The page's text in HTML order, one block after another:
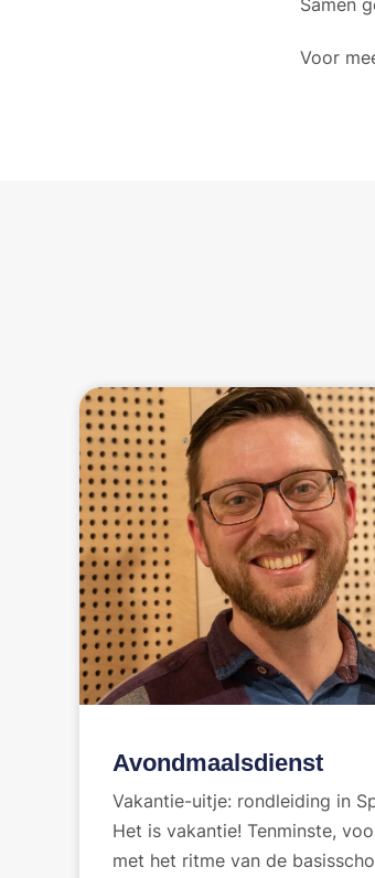
Samen
Voor
Avondmaalsdienst
Vakantie-uitje: rondleiding in
Het is vakantie! Tenminste,
met het ritme van de